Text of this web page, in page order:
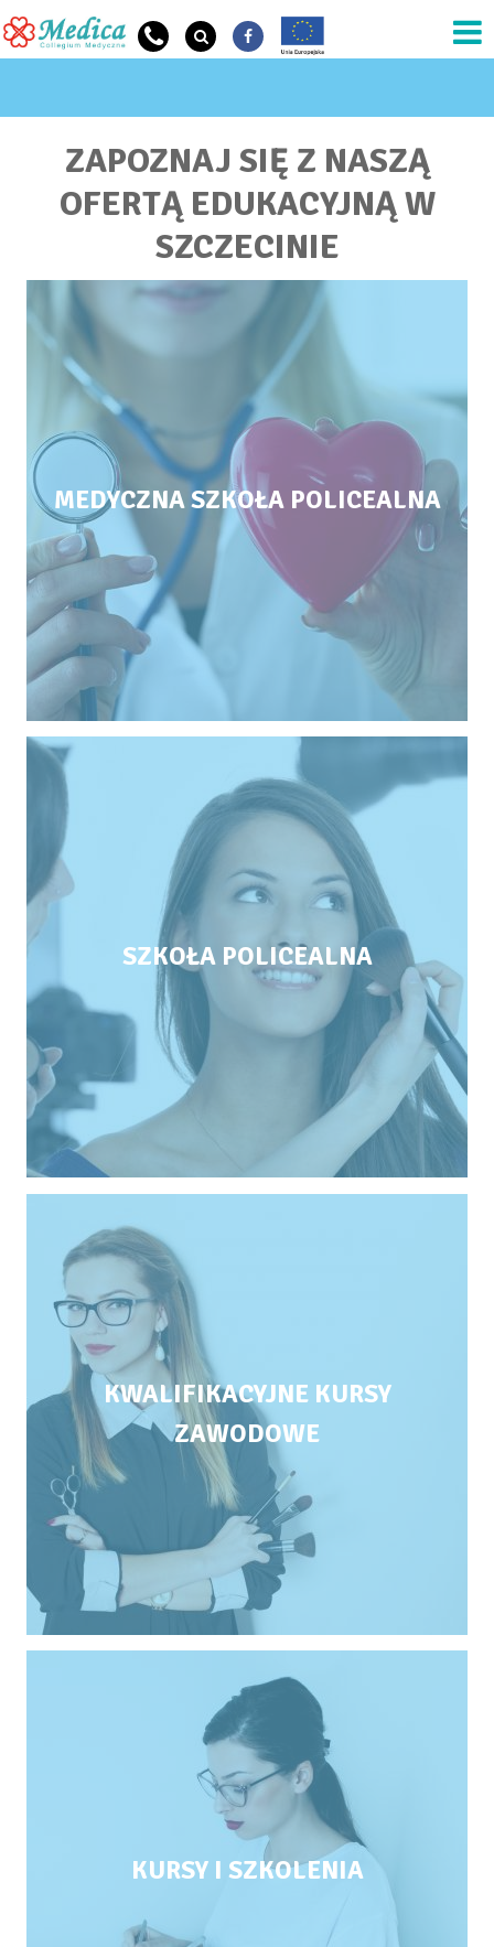
Przejdź do treści
ZAPOZNAJ SIĘ Z NASZĄ
OFERTĄ EDUKACYJNĄ W
SZCZECINIE
MEDYCZNA SZKOŁA POLICEALNA
SZKOŁA POLICEALNA
KWALIFIKACYJNE KURSY
ZAWODOWE
KURSY I SZKOLENIA